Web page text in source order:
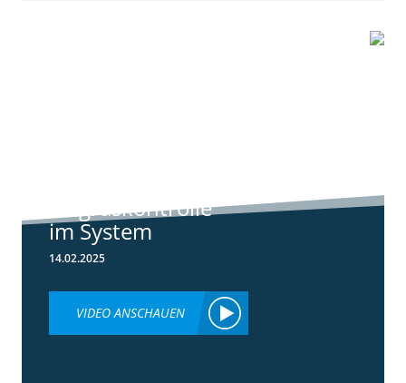
Ungraskontrolle
im System
14.02.2025
VIDEO ANSCHAUEN